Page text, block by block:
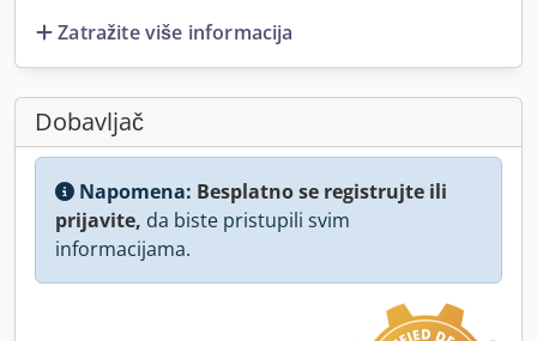
Zatražite više informacija
Dobavljač
Napomena: Besplatno se registrujte ili
prijavite, da biste pristupili svim
informacijama.